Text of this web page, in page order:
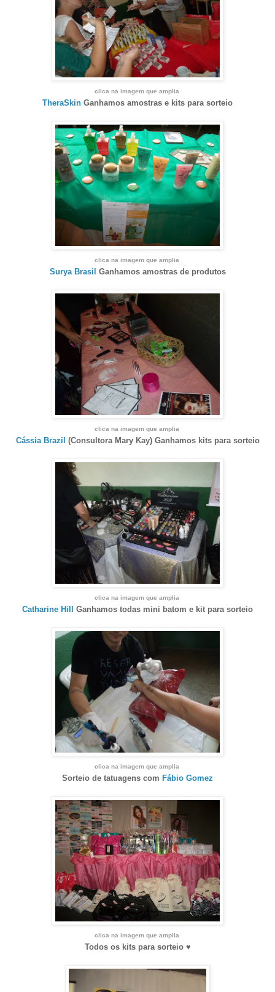
clica na imagem que amplia
TheraSkin Ganhamos amostras e kits para sorteio
clica na imagem que amplia
Surya Brasil Ganhamos amostras de produtos
clica na imagem que amplia
Cássia Brazil (Consultora Mary Kay) Ganhamos kits para sorteio
clica na imagem que amplia
Catharine Hill Ganhamos todas mini batom e kit para sorteio
clica na imagem que amplia
Sorteio de tatuagens com Fábio Gomez
clica na imagem que amplia
Todos os kits para sorteio ♥